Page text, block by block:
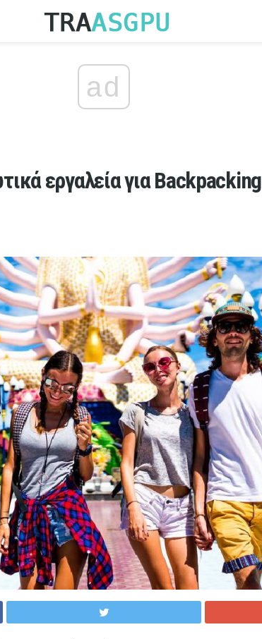
ad
εργαλεία για Backpacking